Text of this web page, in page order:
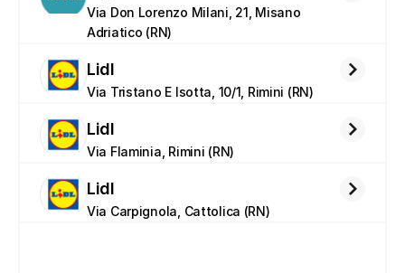
Via Don Lorenzo Milani, 21, Misano
Adriatico (RN)
Lidl
Via Tristano E Isotta, 10/1, Rimini (RN)
Lidl
Via Flaminia, Rimini (RN)
Lidl
Via Carpignola, Cattolica (RN)